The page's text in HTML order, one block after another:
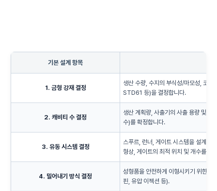
기본 설계 항목
1. 금형 강재 결정
생산 수량, 수지의 부식성/마모성, 코
STD61 등)을 결정합니다.
2. 캐비티 수 결정
생산 계획량, 사출기의 사출 용량 및
수)를 확정합니다.
3. 유동 시스템 결정
스푸르, 런너, 게이트 시스템을 설계
형상, 게이트의 최적 위치 및 개수를 포
4. 밀어내기 방식 결정
성형품을 안전하게 이형시키기 위한
핀, 유압 이젝션 등).